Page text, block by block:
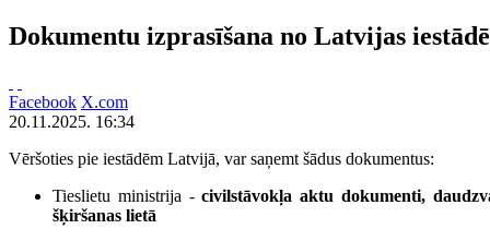
Dokumentu izprasīšana no Latvijas
Facebook X.com
20.11.2025. 16:34
Vēršoties pie iestādēm Latvijā, var saņemt šādus dokumentus:
Tieslietu ministrija -civilstāvokļa aktu dokumenti,
šķiršanas lietā